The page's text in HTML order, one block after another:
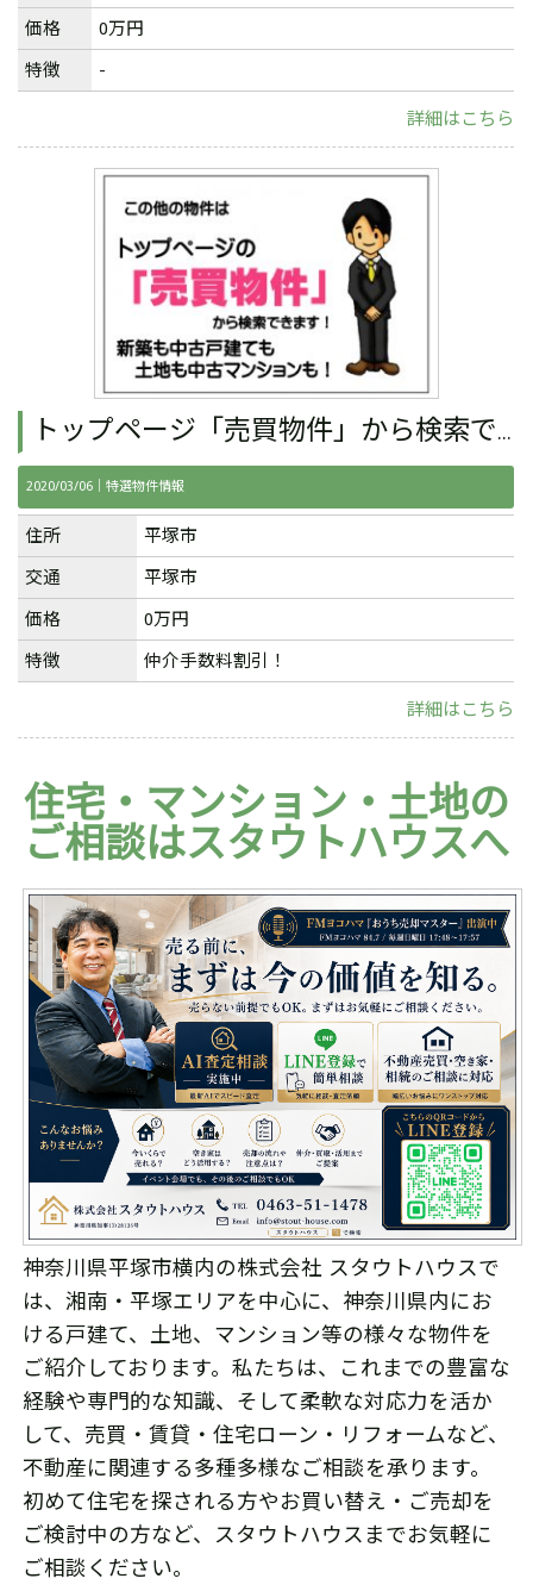
価格
0万円
特徴
-
詳細はこちら
トップページ「売買物件」から検索できます。
2020/03/06｜ 特選物件情報
住所
平塚市
交通
平塚市
価格
0万円
特徴
仲介手数料割引！
詳細はこちら
住宅・マンション・土地の
ご相談はスタウトハウスへ
神奈川県平塚市横内の株式会社 スタウトハウスで
は、湘南・平塚エリアを中心に、神奈川県内にお
ける戸建て、土地、マンション等の様々な物件を
ご紹介しております。私たちは、これまでの豊富な
経験や専門的な知識、そして柔軟な対応力を活か
して、売買・賃貸・住宅ローン・リフォームなど、
不動産に関連する多種多様なご相談を承ります。
初めて住宅を探される方やお買い替え・ご売却を
ご検討中の方など、スタウトハウスまでお気軽に
ご相談ください。